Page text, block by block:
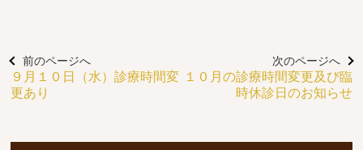
前のページへ
９月１０日（水）診療時間変
更あり
次のページへ
１０月の診療時間変更及び臨
時休診日のお知らせ